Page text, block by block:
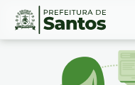
Ir
Conteúdo